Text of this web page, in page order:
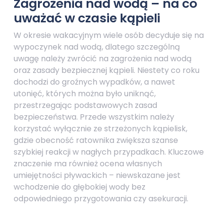
Zagrożenia nad wodą – na co
uważać w czasie kąpieli
W okresie wakacyjnym wiele osób decyduje się na
wypoczynek nad wodą, dlatego szczególną
uwagę należy zwrócić na zagrożenia nad wodą
oraz zasady bezpiecznej kąpieli. Niestety co roku
dochodzi do groźnych wypadków, a nawet
utonięć, których można było uniknąć,
przestrzegając podstawowych zasad
bezpieczeństwa. Przede wszystkim należy
korzystać wyłącznie ze strzeżonych kąpielisk,
gdzie obecność ratownika zwiększa szanse
szybkiej reakcji w nagłych przypadkach. Kluczowe
znaczenie ma również ocena własnych
umiejętności pływackich – niewskazane jest
wchodzenie do głębokiej wody bez
odpowiedniego przygotowania czy asekuracji.